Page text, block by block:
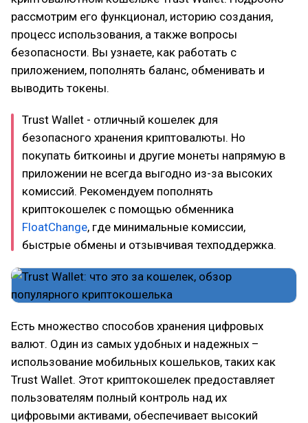
рассмотрим его функционал, историю создания,
процесс использования, а также вопросы
безопасности. Вы узнаете, как работать с
приложением, пополнять баланс, обменивать и
выводить токены.
Trust Wallet - отличный кошелек для
безопасного хранения криптовалюты. Но
покупать биткоины и другие монеты напрямую в
приложении не всегда выгодно из-за высоких
комиссий. Рекомендуем пополнять
криптокошелек с помощью обменника
FloatChange, где минимальные комиссии,
быстрые обмены и отзывчивая техподдержка.
Есть множество способов хранения цифровых
валют. Один из самых удобных и надежных –
использование мобильных кошельков, таких как
Trust Wallet. Этот криптокошелек предоставляет
пользователям полный контроль над их
цифровыми активами, обеспечивает высокий